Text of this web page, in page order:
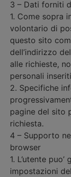
3 – Dati forniti
1. Come sopra
volontario di
questo sito
dell’indirizzo
alle richieste,
personali
2. Specifiche
pagine del sito
richiesta.
4 – Supporto
browser
1. L’utente
impostazioni